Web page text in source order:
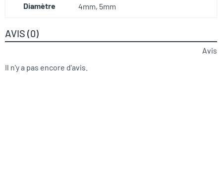
Diamètre 4mm, 5mm
AVIS (0)
Avis
Il n'y a pas encore d'avis.